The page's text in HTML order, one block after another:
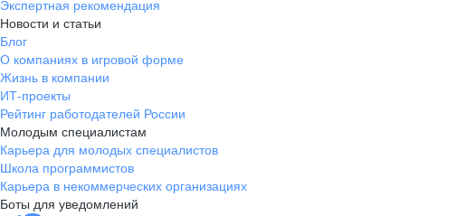
Экспертная рекомендация
Новости и статьи
Блог
О компаниях в игровой форме
Жизнь в компании
ИТ-проекты
Рейтинг работодателей России
Молодым специалистам
Карьера для молодых специалистов
Школа программистов
Карьера в некоммерческих организациях
Боты для уведомлений